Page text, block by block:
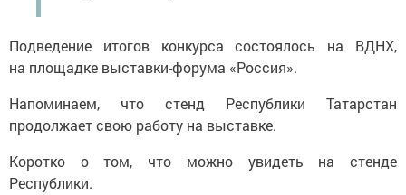
Подведение итогов конкурса состоялось на ВДНХ,
на площадке выставки-форума «Россия».
Напоминаем, что стенд Республики Татарстан
продолжает свою работу на выставке.
Коротко о том, что можно увидеть на стенде
Республики.